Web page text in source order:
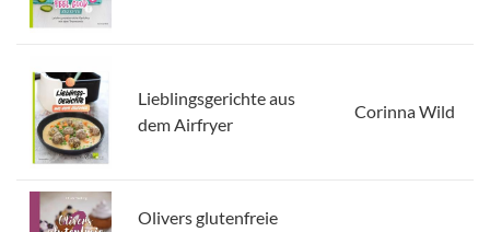
Lieblingsgerichte aus
dem Airfryer
Corinna Wild
Olivers glutenfreie